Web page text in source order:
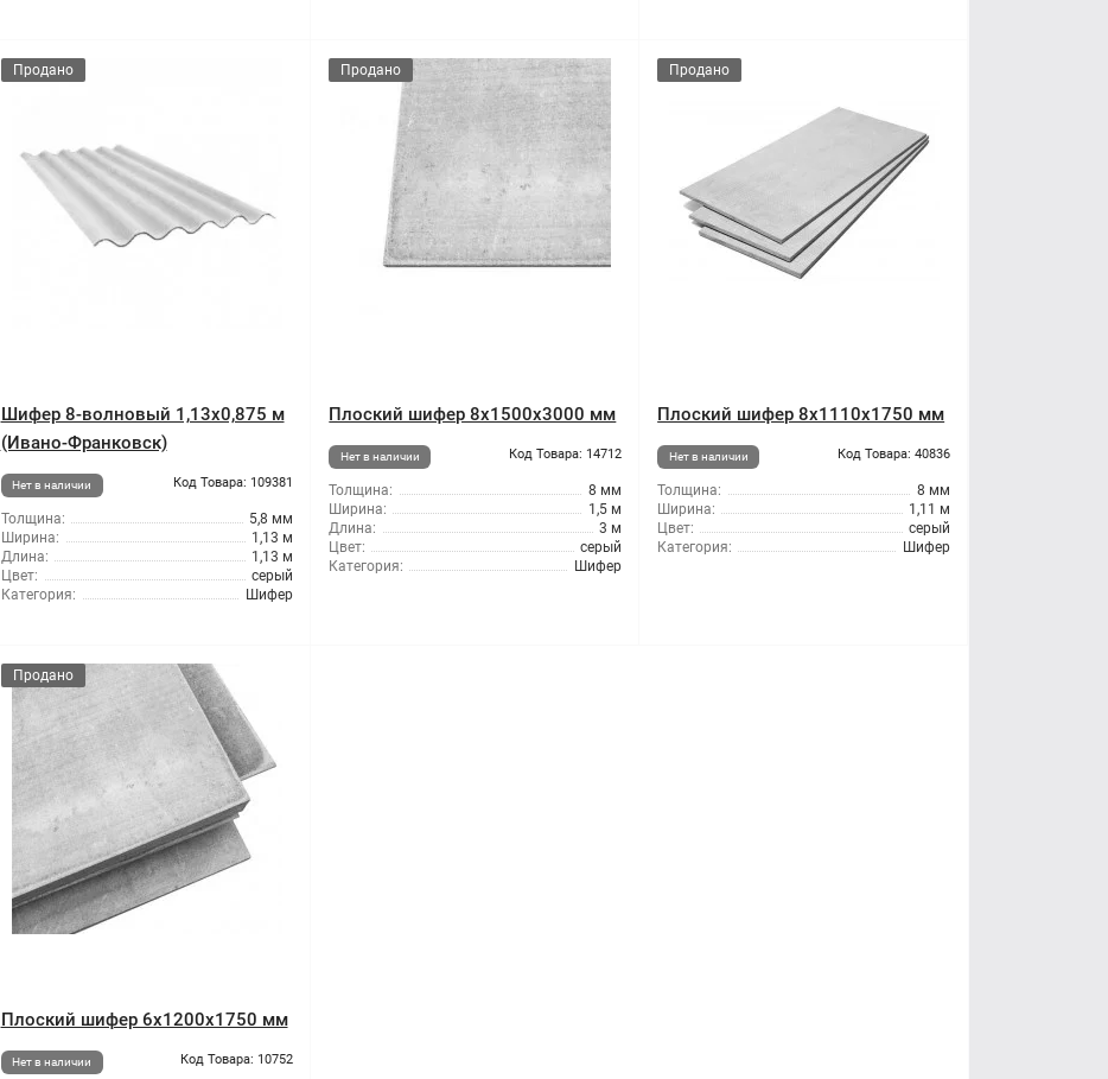
Продано
Шифер 8-волновый 1,13x0,875 м
(Ивано-Франковск)
Нет в наличии Код Товара: 109381
Толщина:
5,8 мм
Ширина:
1,13 м
Длина:
1,13 м
Цвет:
серый
Категория:
Шифер
Продано
Плоский шифер 8x1500x3000 мм
Нет в наличии Код Товара: 14712
Толщина:
8 мм
Ширина:
1,5 м
Длина:
3 м
Цвет:
серый
Категория:
Шифер
Продано
Плоский шифер 8x1110x1750 мм
Нет в наличии Код Товара: 40836
Толщина:
8 мм
Ширина:
1,11 м
Цвет:
серый
Категория:
Шифер
Продано
Плоский шифер 6x1200x1750 мм
Нет в наличии Код Товара: 10752